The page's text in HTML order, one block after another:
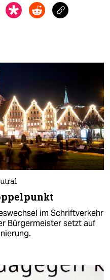
im Schriftverkehr
Bürgermeister setzt auf